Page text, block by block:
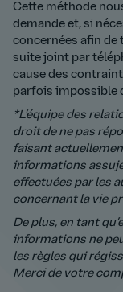
Cette méthode
demande et, si
concernées afin de
suite joint par
cause des
parfois impossible
*L’équipe des
droit de ne pas
faisant
informations
effectuées par les
concernant la vie
De plus, en tant
informations ne
les règles qui
Merci de votre